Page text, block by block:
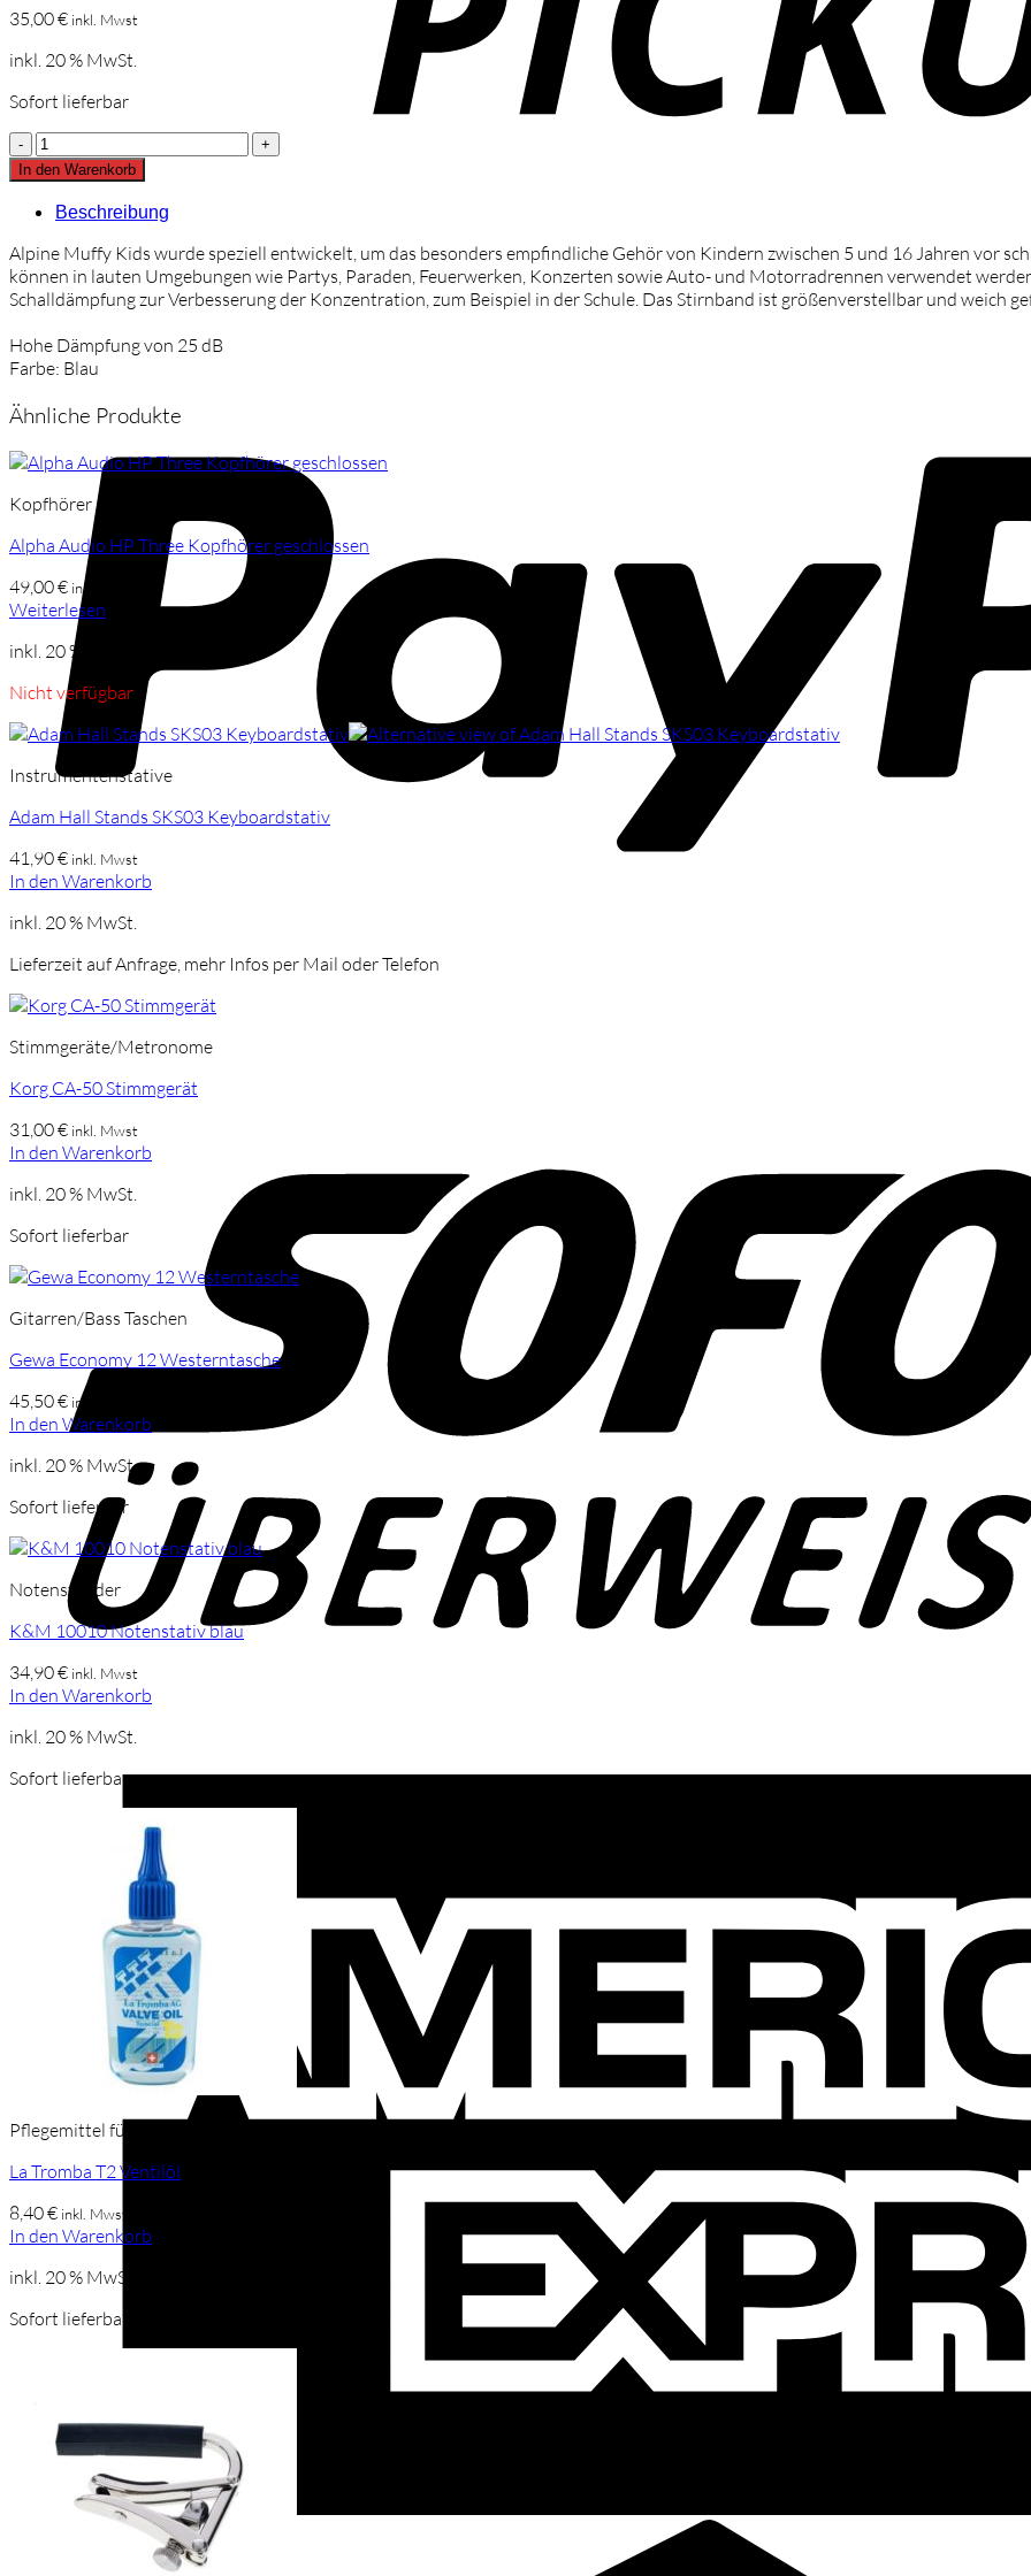
35,00€ inkl. Mwst
inkl. 20 % MwSt.
Sofort lieferbar
Alpine
Muffy
Kids
Gehörschutz
Menge
In den Warenkorb
Beschreibung
Alpine Muffy Kids wurde speziell entwickelt, um das besonders empfindliche Gehör von Kindern zwischen 5 und 16 Jahren vor
können in lauten Umgebungen wie Partys, Paraden, Feuerwerken, Konzerten sowie Auto- und Motorradrennen verwendet
Schalldämpfung zur Verbesserung der Konzentration, zum Beispiel in der Schule. Das Stirnband ist größenverstellbar und weich
Hohe Dämpfung von 25 dB
Farbe: Blau
Ähnliche Produkte
Kopfhörer
Alpha Audio HP Three Kopfhörer geschlossen
49,00€ inkl. Mwst
Weiterlesen
inkl. 20 % MwSt.
Nicht verfügbar
Instrumentenstative
Adam Hall Stands SKS03 Keyboardstativ
41,90€ inkl. Mwst
In den Warenkorb
inkl. 20 % MwSt.
Lieferzeit auf Anfrage, mehr Infos per Mail oder Telefon
Stimmgeräte/Metronome
Korg CA-50 Stimmgerät
31,00€ inkl. Mwst
In den Warenkorb
inkl. 20 % MwSt.
Sofort lieferbar
Gitarren/Bass Taschen
Gewa Economy 12 Westerntasche
45,50€ inkl. Mwst
In den Warenkorb
inkl. 20 % MwSt.
Sofort lieferbar
Notenständer
K&M 10010 Notenstativ blau
34,90€ inkl. Mwst
In den Warenkorb
inkl. 20 % MwSt.
Sofort lieferbar
Pflegemittel für Blasinstrumente
La Tromba T2 Ventilöl
8,40€ inkl. Mwst
In den Warenkorb
inkl. 20 % MwSt.
Sofort lieferbar